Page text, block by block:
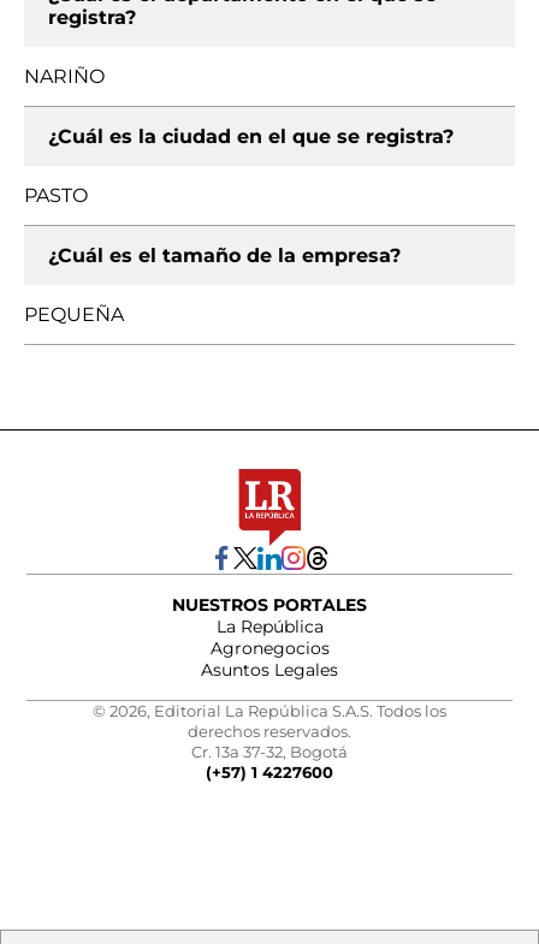
registra?
NARIÑO
¿Cuál es la ciudad en el que se registra?
PASTO
¿Cuál es el tamaño de la empresa?
PEQUEÑA
NUESTROS PORTALES
La República
Agronegocios
Asuntos Legales
© 2026, Editorial La República S.A.S. Todos los
derechos reservados.
Cr. 13a 37-32, Bogotá
(+57) 1 4227600